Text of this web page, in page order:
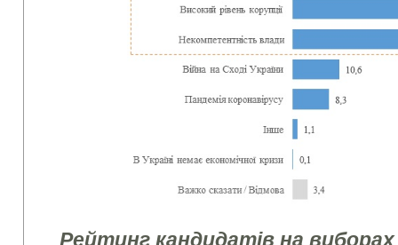
Рейтинг кандидатів на